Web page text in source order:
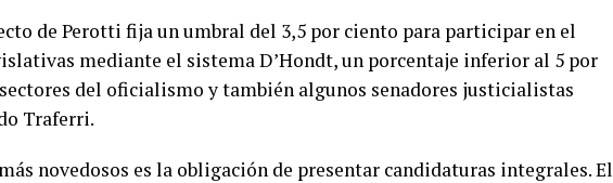
de Perotti fija un umbral del 3,5 por ciento para participar en el
mediante el sistema D’Hondt, un porcentaje inferior al 5 por
del oficialismo y también algunos senadores justicialistas
Traferri.
novedosos es la obligación de presentar candidaturas integrales. El